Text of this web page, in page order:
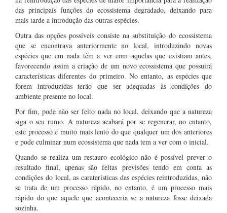
das principais funções do ecossistema degradado, deixando para
mais tarde a introdução das outras espécies.
Outra das opções possíveis consiste na substituição do ecossistema
que se encontrava anteriormente no local, introduzindo novas
espécies que em nada têm a ver com aquelas que existiam antes,
favorecendo assim a criação de um novo ecossistema que possuirá
características diferentes do primeiro. No entanto, as espécies que
forem introduzidas terão que ser adequadas às condições do
ambiente presente no local.
Por fim, pode não ser feito nada no local, deixando que a natureza
siga o seu rumo. A natureza acabará por se regenerar, no entanto,
este processo é muito mais lento do que qualquer um dos anteriores
e pode culminar num ecossistema que nada tem a ver com o inicial.
Quando se realiza um restauro ecológico não é possível prever o
resultado final, apenas são feitas previsões tendo em conta as
condições do local, as caraterísticas das espécies reintroduzidas, não
se trata de um processo rápido, no entanto, é um processo mais
rápido do que aquele que aconteceria se a natureza fosse deixada
sozinha.